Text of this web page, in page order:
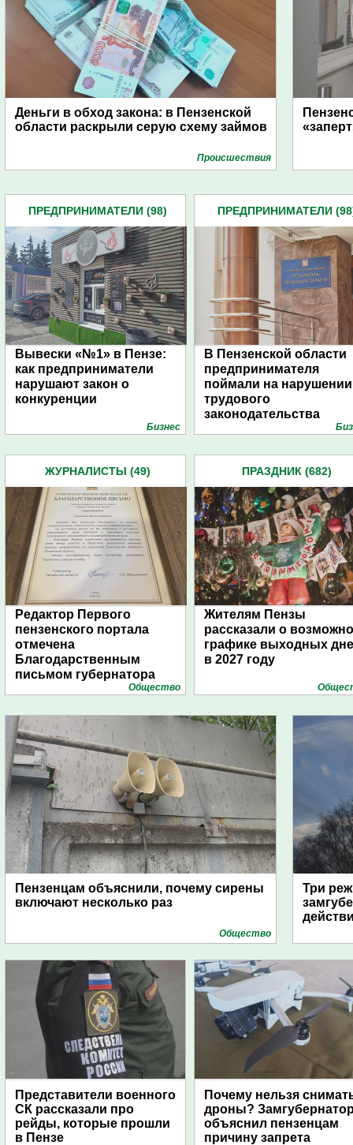
Деньги в обход закона: в Пензенской
области раскрыли серую схему займов
Проиcшествия
ПРЕДПРИНИМАТЕЛИ (98)
Вывески «№1» в Пензе:
как предприниматели
нарушают закон о
конкуренции
Бизнес
ПРЕДПРИНИМАТЕЛИ
В Пензенской области
предпринимателя
поймали на нарушении
трудового
законодательства
ЖУРНАЛИСТЫ (49)
Редактор Первого
пензенского портала
отмечена
Благодарственным
письмом губернатора
Общество
ПРАЗДНИК (682)
Жителям Пензы
рассказали о
графике выходных
в 2027 году
Пензенцам объяснили, почему сирены
включают несколько раз
Общество
Три
Представители военного
СК рассказали про
рейды, которые прошли
в Пензе
Почему нельзя
дроны?
объяснил пензенцам
причину запрета